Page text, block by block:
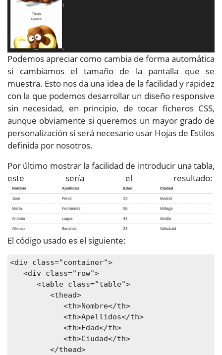
Podemos apreciar como cambia de forma automática
si cambiamos el tamaño de la pantalla que se
muestra. Esto nos da una idea de la facilidad y rapidez
con la que podemos desarrollar un diseño responsive
sin necesidad, en principio, de tocar ficheros CSS,
aunque obviamente si queremos un mayor grado de
personalización sí será necesario usar Hojas de Estilos
definida por nosotros.
Por último mostrar la facilidad de introducir una tabla,
este sería el resultado:
El código usado es el siguiente:
<div class="container">
<div class="row">
<table class="table">
<thead>
<th>Nombre</th>
<th>Apellidos</th>
<th>Edad</th>
<th>Ciudad</th>
</thead>